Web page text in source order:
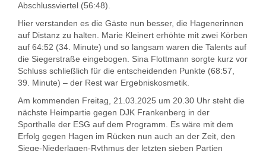
Abschlussviertel (56:48).
Hier verstanden es die Gäste nun besser, die Hagenerinnen
auf Distanz zu halten. Marie Kleinert erhöhte mit zwei Körben
auf 64:52 (34. Minute) und so langsam waren die Talents auf
die Siegerstraße eingebogen. Sina Flottmann sorgte kurz vor
Schluss schließlich für die entscheidenden Punkte (68:57,
39. Minute) – der Rest war Ergebniskosmetik.
Am kommenden Freitag, 21.03.2025 um 20.30 Uhr steht die
nächste Heimpartie gegen DJK Frankenberg in der
Sporthalle der ESG auf dem Programm. Es wäre mit dem
Erfolg gegen Hagen im Rücken nun auch an der Zeit, den
Siege-Niederlagen-Rythmus der letzten sieben Partien